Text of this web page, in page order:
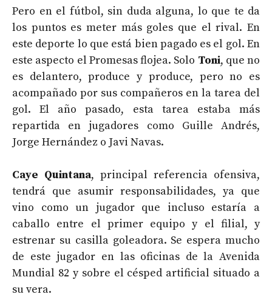
Pero en el fútbol, sin duda alguna, lo que te da
los puntos es meter más goles que el rival. En
este deporte lo que está bien pagado es el gol. En
este aspecto el Promesas flojea. Solo Toni, que no
es delantero, produce y produce, pero no es
acompañado por sus compañeros en la tarea del
gol. El año pasado, esta tarea estaba más
repartida en jugadores como Guille Andrés,
Jorge Hernández o Javi Navas.
Caye Quintana, principal referencia ofensiva,
tendrá que asumir responsabilidades, ya que
vino como un jugador que incluso estaría a
caballo entre el primer equipo y el filial, y
estrenar su casilla goleadora. Se espera mucho
de este jugador en las oficinas de la Avenida
Mundial 82 y sobre el césped artificial situado a
su vera.